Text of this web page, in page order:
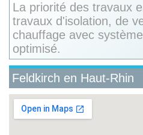
La priorité des travaux
travaux d'isolation, de
chauffage avec
optimisé.
Feldkirch en Haut-Rhin